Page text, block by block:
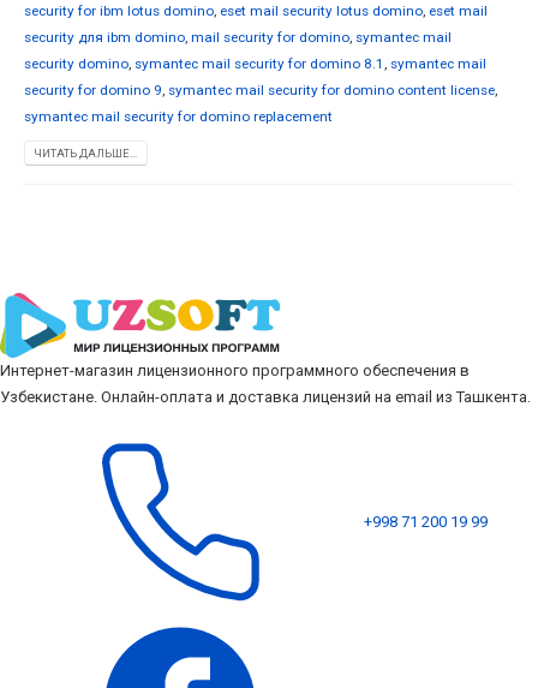
security for ibm lotus domino eset mail security lotus domino eset mail
security для ibm domino mail security for domino symantec mail
security domino symantec mail security for domino 8.1 symantec mail
security for domino 9 symantec mail security for domino content license
symantec mail security for domino replacement
ЧИТАТЬ ДАЛЬШЕ...
Интернет-магазин лицензионного программного обеспечения в
Узбекистане. Онлайн-оплата и доставка лицензий на email из Ташкента.
+998 71 200 19 99